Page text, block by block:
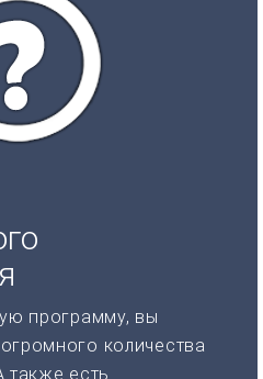
программу, вы
количества
также есть